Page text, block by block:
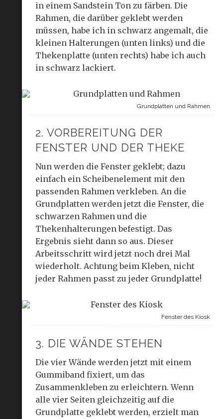
in einem Sandstein Ton zu färben. Die
Rahmen, die darüber geklebt werden
müssen, habe ich in schwarz angemalt, die
kleinen Halterungen (unten links) und die
Thekenplatte (unten rechts) habe ich auch
in schwarz lackiert.
Grundplatten und Rahmen
2. VORBEREITUNG DER
FENSTER UND DER THEKE
Nun werden die Fenster geklebt; dazu
einfach ein Scheibenelement mit den
passenden Rahmen verkleben. An die
Grundplatten werden jetzt die Fenster, die
schwarzen Rahmen und die
Thekenhalterungen befestigt. Das
Ergebnis sieht dann so aus. Dieser
Arbeitsschritt wird jetzt noch drei Mal
wiederholt. Achtung beim Kleben, nicht
jeder Rahmen passt zu jeder Grundplatte!
Fenster des Kiosk
3. DIE WÄNDE STEHEN
Die vier Wände werden jetzt mit einem
Gummiband fixiert, um das
Zusammenkleben zu erleichtern. Wenn
alle vier Seiten gleichzeitig auf die
Grundplatte geklebt werden, erzielt man